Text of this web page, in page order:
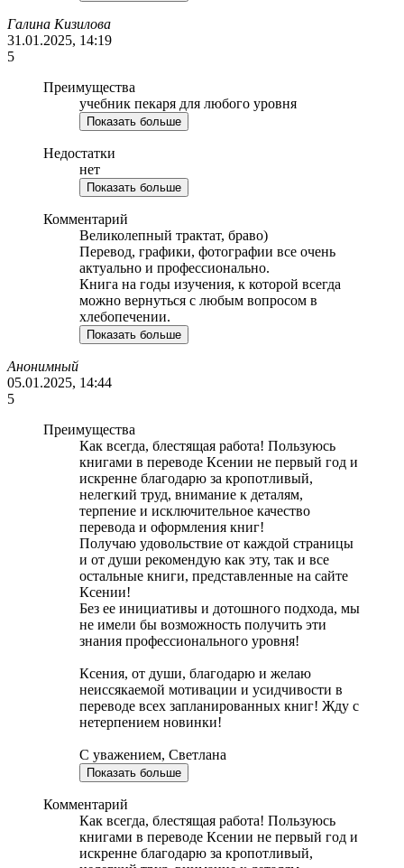
Галина Кизилова
31.01.2025, 14:19
5
Преимущества
учебник пекаря для любого уровня
Показать больше
Недостатки
нет
Показать больше
Комментарий
Великолепный трактат, браво)
Перевод, графики, фотографии все очень
актуально и профессионально.
Книга на годы изучения, к которой всегда
можно вернуться с любым вопросом в
хлебопечении.
Показать больше
Анонимный
05.01.2025, 14:44
5
Преимущества
Как всегда, блестящая работа! Пользуюсь
книгами в переводе Ксении не первый год и
искренне благодарю за кропотливый,
нелегкий труд, внимание к деталям,
терпение и исключительное качество
перевода и оформления книг!
Получаю удовольствие от каждой страницы
и от души рекомендую как эту, так и все
остальные книги, представленные на сайте
Ксении!
Без ее инициативы и дотошного подхода, мы
не имели бы возможность получить эти
знания профессионального уровня!
Ксения, от души, благодарю и желаю
неиссякаемой мотивации и усидчивости в
переводе всех запланированных книг! Жду с
нетерпением новинки!
С уважением, Светлана
Показать больше
Комментарий
Как всегда, блестящая работа! Пользуюсь
книгами в переводе Ксении не первый год и
искренне благодарю за кропотливый,